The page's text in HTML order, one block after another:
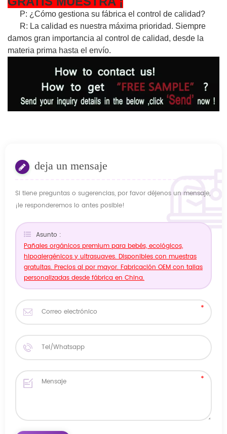
P: ¿Cómo gestiona su fábrica el control de calidad?
R: La calidad es nuestra máxima prioridad. Siempre
damos gran importancia al control de calidad, desde la
materia prima hasta el envío.
deja un mensaje
Si tiene preguntas o sugerencias, por favor déjenos un mensaje,
¡le responderemos lo antes posible!
Asunto :
Pañales orgánicos premium para bebés, ecológicos,
hipoalergénicos y ultrasuaves. Disponibles con muestras
gratuitas. Precios al por mayor. Fabricación OEM con tallas
personalizadas desde fábrica en China.